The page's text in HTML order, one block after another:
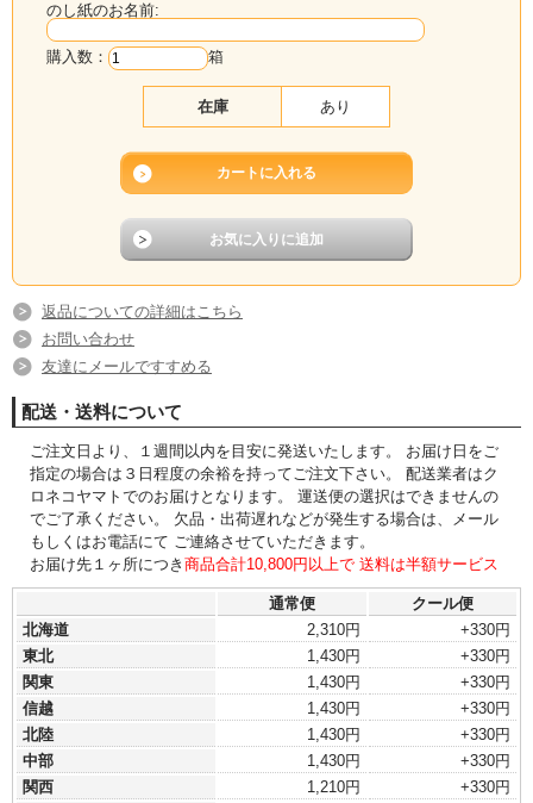
のし紙のお名前:
購入数： 箱
在庫 あり
返品についての詳細はこちら
お問い合わせ
友達にメールですすめる
配送・送料について
ご注文日より、１週間以内を目安に発送いたします。 お届け日をご
指定の場合は３日程度の余裕を持ってご注文下さい。 配送業者はク
ロネコヤマトでのお届けとなります。 運送便の選択はできませんの
でご了承ください。 欠品・出荷遅れなどが発生する場合は、メール
もしくはお電話にて ご連絡させていただきます。
お届け先１ヶ所につき 商品合計10,800円以上で 送料は半額サービス
通常便
クール便
北海道
2,310円
+330円
東北
1,430円
+330円
関東
1,430円
+330円
信越
1,430円
+330円
北陸
1,430円
+330円
中部
1,430円
+330円
関西
1,210円
+330円